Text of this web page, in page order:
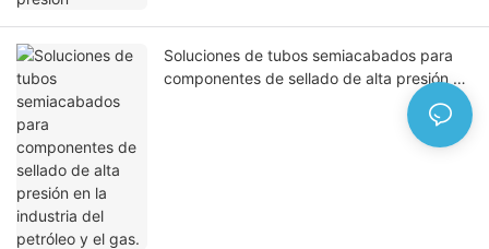
Soluciones de tubos semiacabados para
componentes de sellado de alta presión en